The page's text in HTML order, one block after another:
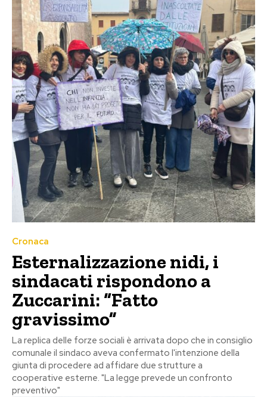
Cronaca
Esternalizzazione nidi, i
sindacati rispondono a
Zuccarini: “Fatto
gravissimo”
La replica delle forze sociali è arrivata dopo che in consiglio
comunale il sindaco aveva confermato l'intenzione della
giunta di procedere ad affidare due strutture a
cooperative esterne. "La legge prevede un confronto
preventivo"